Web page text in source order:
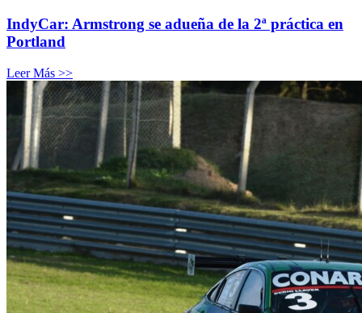
IndyCar: Armstrong se adueña de la 2ª práctica en
Portland
Leer Más >>